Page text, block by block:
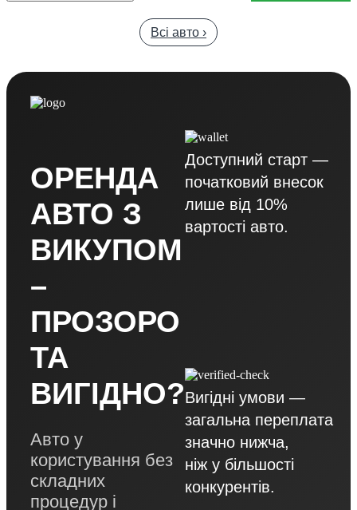
Всі авто ›
ОРЕНДА
АВТО З
ВИКУПОМ
–
ПРОЗОРО
ТА
ВИГІДНО?
Авто у
користування без
складних
процедур і
Доступний старт —
початковий внесок
лише від 10%
вартості авто.
Вигідні умови —
загальна переплата
значно нижча,
ніж у більшості
конкурентів.